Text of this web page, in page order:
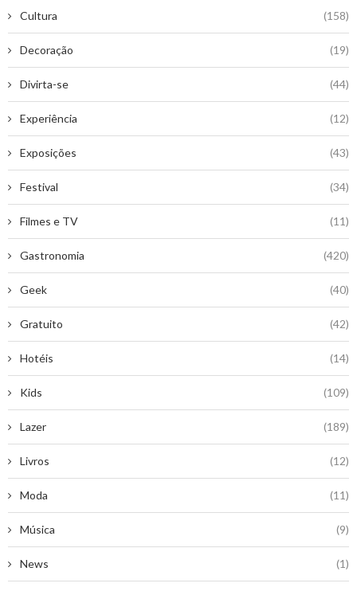
Cultura (158)
Decoração (19)
Divirta-se (44)
Experiência (12)
Exposições (43)
Festival (34)
Filmes e TV (11)
Gastronomia (420)
Geek (40)
Gratuito (42)
Hotéis (14)
Kids (109)
Lazer (189)
Livros (12)
Moda (11)
Música (9)
News (1)